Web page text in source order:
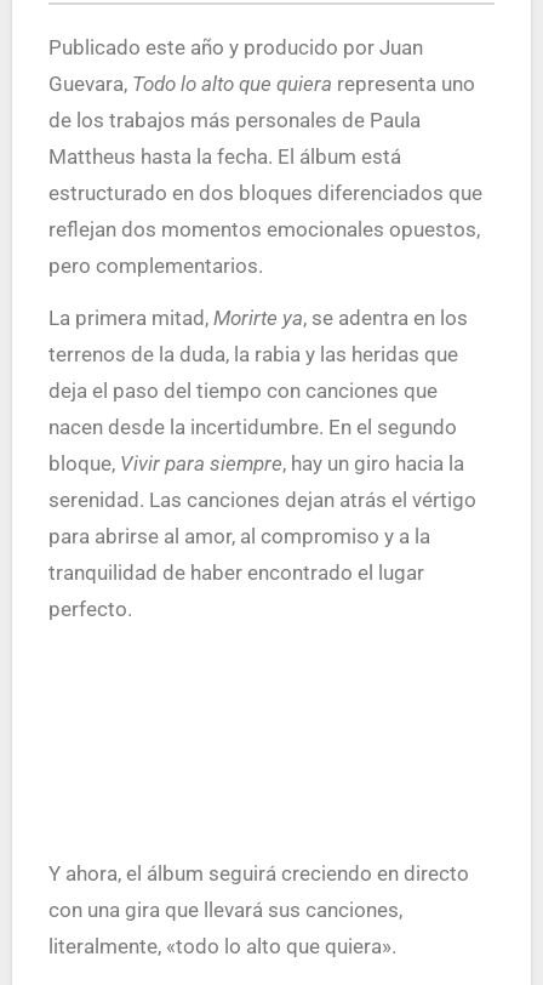
Publicado este año y producido por Juan
Guevara, Todo lo alto que quiera representa uno
de los trabajos más personales de Paula
Mattheus hasta la fecha. El álbum está
estructurado en dos bloques diferenciados que
reflejan dos momentos emocionales opuestos,
pero complementarios.
La primera mitad, Morirte ya, se adentra en los
terrenos de la duda, la rabia y las heridas que
deja el paso del tiempo con canciones que
nacen desde la incertidumbre. En el segundo
bloque, Vivir para siempre, hay un giro hacia la
serenidad. Las canciones dejan atrás el vértigo
para abrirse al amor, al compromiso y a la
tranquilidad de haber encontrado el lugar
perfecto.
Y ahora, el álbum seguirá creciendo en directo
con una gira que llevará sus canciones,
literalmente, «todo lo alto que quiera».